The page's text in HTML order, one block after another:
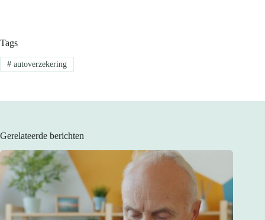
Tags
#autoverzekering
Gerelateerde berichten